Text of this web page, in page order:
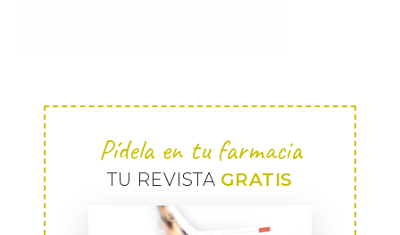
Pídela en tu farmacia
TU REVISTA GRATIS